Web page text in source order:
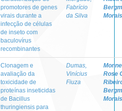
promotores de genes
virais durante a
infecção de células
de inseto com
baculovírus
recombinantes
Fabrício
da Silva
Morais
Clonagem e
avaliação da
toxicidade de
proteínas inseticidas
de Bacillus
thuringiensis para
Dumas,
Vinícius
Fiuza
Rose
Morais